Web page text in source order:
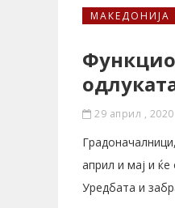
МАКЕДОНИЈА
29 април , 2020
април и мај и
Уредбата и